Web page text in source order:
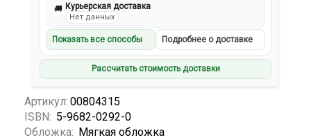
🚚 Курьерская доставка
Нет данных
Показать все способы Подробнее о доставке
Рассчитать стоимость доставки
Артикул: 00804315
ISBN: 5-9682-0292-0
Обложка: Мягкая обложка